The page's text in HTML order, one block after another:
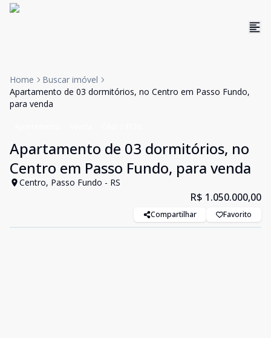
Home
Buscar imóvel
Apartamento de 03 dormitórios, no Centro em Passo Fundo,
para venda
Apartamento de 03 dormitórios, no
Centro em Passo Fundo, para venda
Centro, Passo Fundo - RS
R$ 1.050.000,00
Compartilhar Favorito